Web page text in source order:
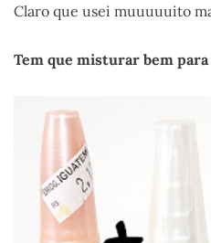
Claro que usei muuuuuito
Tem que misturar bem